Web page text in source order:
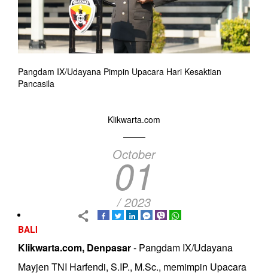
Pangdam IX/Udayana Pimpin Upacara Hari Kesaktian
Pancasila
Klikwarta.com
October
01
/ 2023
BALI
Klikwarta.com, Denpasar- Pangdam IX/Udayana
Mayjen TNI Harfendi, S.IP., M.Sc., memimpin Upacara